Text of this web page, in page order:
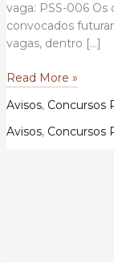
vaga: PSS-006 Os
convocados
vagas, dentro […]
Edital
nº
466/2026
Read More »
Avisos, Concursos
Avisos, Concursos